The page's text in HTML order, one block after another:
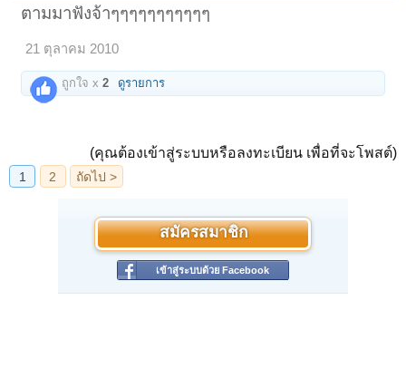
ตามมาฟังจ้าๆๆๆๆๆๆๆๆๆๆๆ
21 ตุลาคม 2010
ถูกใจ x2 ดูรายการ
(คุณต้องเข้าสู่ระบบหรือลงทะเบียน เพื่อที่จะโพสต์)
สมัครสมาชิก
เข้าสู่ระบบด้วย Facebook